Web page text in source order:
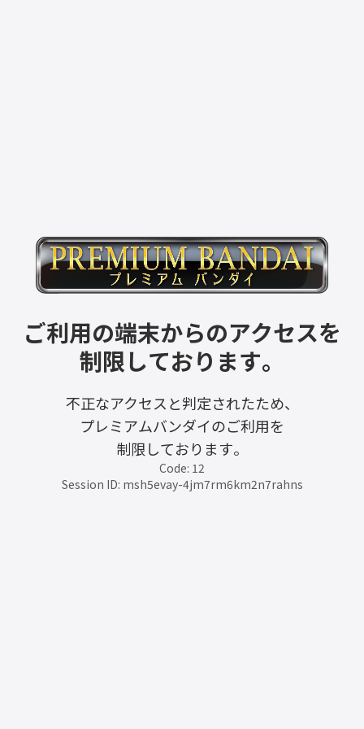
ご利用の端末からのアクセスを
制限しております。
不正なアクセスと判定されたため、
プレミアムバンダイのご利用を
制限しております。
Code: 12
Session ID: msh5evay-4jm7rm6km2n7rahns